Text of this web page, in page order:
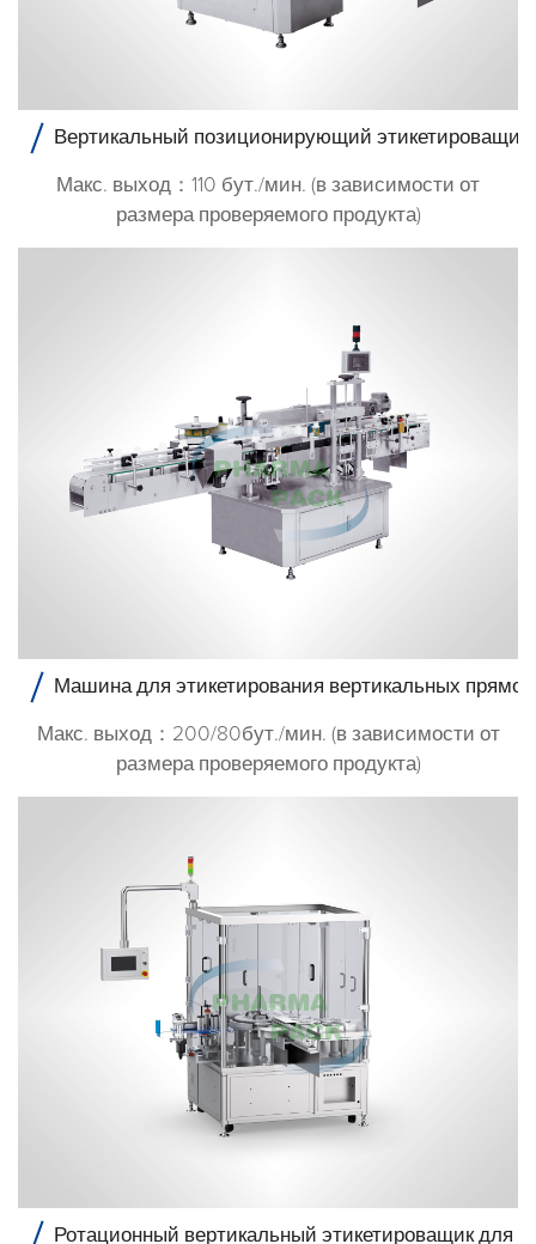
Вертикальный позиционирующий этикетироващик
Макс. выход：110 бут./мин. (в зависимости от
размера проверяемого продукта)
Машина для этикетирования вертикальных
Макс. выход：200/80бут./мин. (в зависимости от
размера проверяемого продукта)
Ротационный вертикальный этикетироващик для